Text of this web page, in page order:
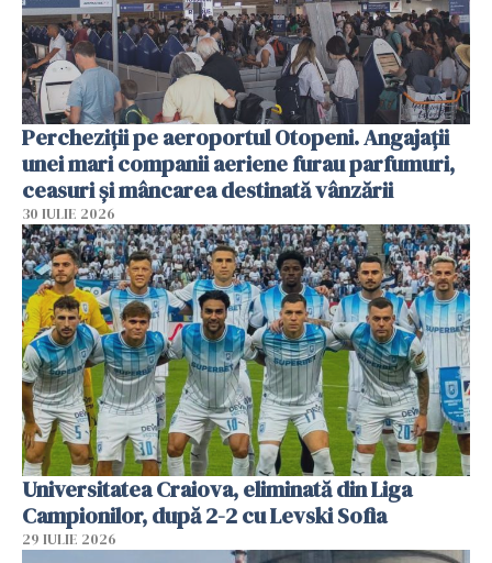
Percheziții pe aeroportul Otopeni. Angajații
unei mari companii aeriene furau parfumuri,
ceasuri și mâncarea destinată vânzării
30 IULIE 2026
Universitatea Craiova, eliminată din Liga
Campionilor, după 2-2 cu Levski Sofia
29 IULIE 2026